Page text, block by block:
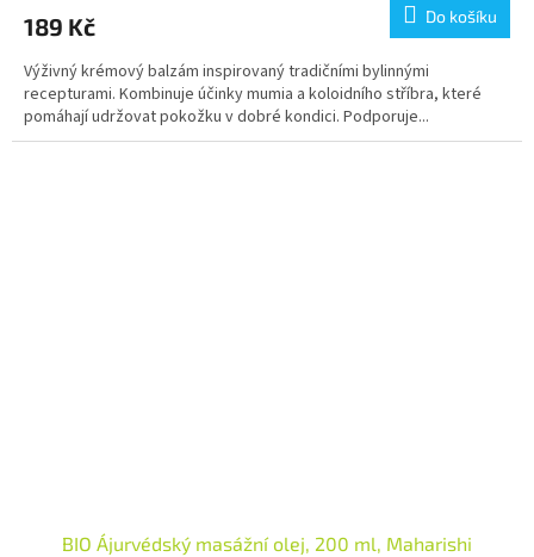
189 Kč Do košíku
Výživný krémový balzám inspirovaný tradičními bylinnými
recepturami. Kombinuje účinky mumia a koloidního stříbra, které
pomáhají udržovat pokožku v dobré kondici. Podporuje...
BIO Ájurvédský masážní olej, 200 ml, Maharishi